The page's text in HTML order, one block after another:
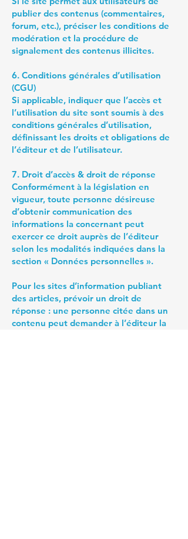
publier des contenus (commentaires,
forum, etc.), préciser les conditions de
modération et la procédure de
signalement des contenus illicites.
6. Conditions générales d’utilisation
(CGU)
Si applicable, indiquer que l’accès et
l’utilisation du site sont soumis à des
conditions générales d’utilisation,
définissant les droits et obligations de
l’éditeur et de l’utilisateur.
7. Droit d’accès & droit de réponse
Conformément à la législation en
vigueur, toute personne désireuse
d’obtenir communication des
informations la concernant peut
exercer ce droit auprès de l’éditeur
selon les modalités indiquées dans la
section « Données personnelles ».
Pour les sites d’information publiant
des articles, prévoir un droit de
réponse : une personne citée dans un
contenu peut demander à l’éditeur la